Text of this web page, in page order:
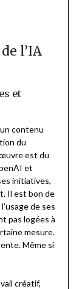
l’IA
et
contenu
du
est du
et
initiatives,
Il est bon de
de ses
pas logées à
mesure.
Même si
créatif,